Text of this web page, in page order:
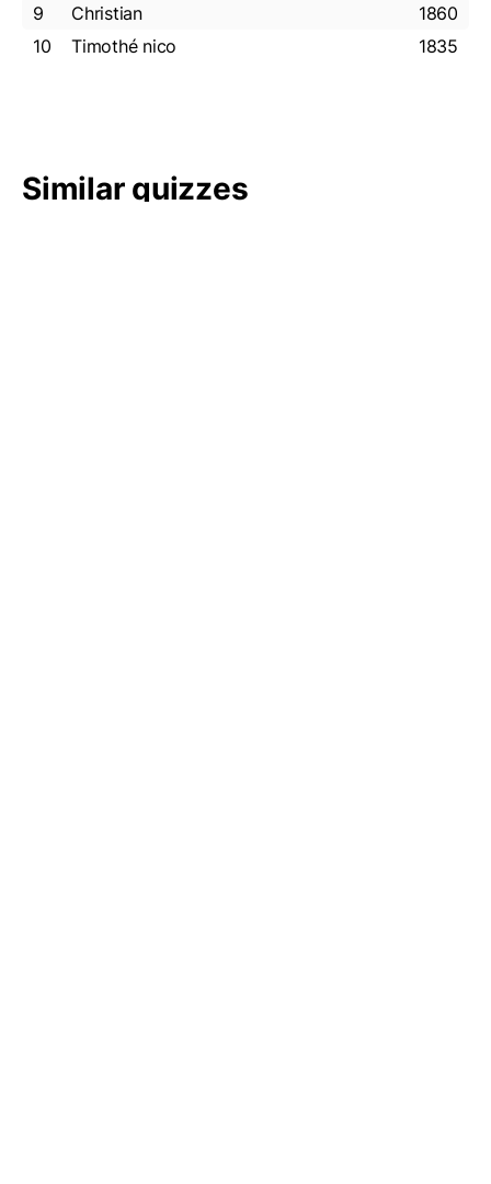
9
Christian
1860
10
Timothé nico 1835
Similar quizzes